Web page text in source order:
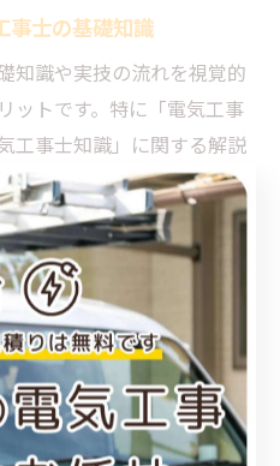
事士の基礎知識
知識や実技の流れを視覚的
ットです。特に「電気工事
工事士知識」に関する解説
い方、現場での安全ポイン
す。
だけではイメージしにくい
把握できるため、初心者に
し視聴できるので、苦手
ます。現場経験者の解説を
や成功例も知ることができ